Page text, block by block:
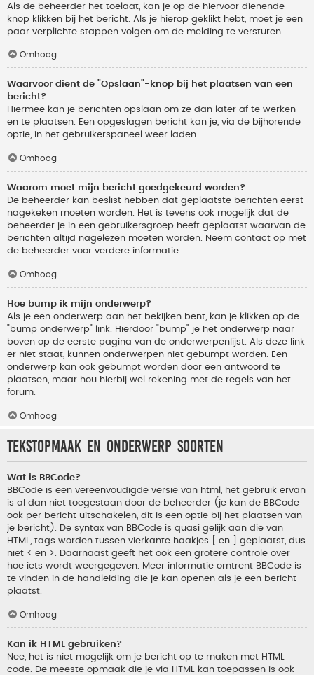
Als de beheerder het toelaat, kan je op de hiervoor dienende
knop klikken bij het bericht. Als je hierop geklikt hebt, moet je een
paar verplichte stappen volgen om de melding te versturen.
Omhoog
Waarvoor dient de "Opslaan"-knop bij het plaatsen van een
bericht?
Hiermee kan je berichten opslaan om ze dan later af te werken
en te plaatsen. Een opgeslagen bericht kan je, via de bijhorende
optie, in het gebruikerspaneel weer laden.
Omhoog
Waarom moet mijn bericht goedgekeurd worden?
De beheerder kan beslist hebben dat geplaatste berichten eerst
nagekeken moeten worden. Het is tevens ook mogelijk dat de
beheerder je in een gebruikersgroep heeft geplaatst waarvan de
berichten altijd nagelezen moeten worden. Neem contact op met
de beheerder voor verdere informatie.
Omhoog
Hoe bump ik mijn onderwerp?
Als je een onderwerp aan het bekijken bent, kan je klikken op de
"bump onderwerp" link. Hierdoor "bump" je het onderwerp naar
boven op de eerste pagina van de onderwerpenlijst. Als deze link
er niet staat, kunnen onderwerpen niet gebumpt worden. Een
onderwerp kan ook gebumpt worden door een antwoord te
plaatsen, maar hou hierbij wel rekening met de regels van het
forum.
Omhoog
Tekstopmaak en onderwerp soorten
Wat is BBCode?
BBCode is een vereenvoudigde versie van html, het gebruik ervan
is al dan niet toegestaan door de beheerder (je kan de BBCode
ook per bericht uitschakelen, dit is een optie bij het plaatsen van
je bericht). De syntax van BBCode is quasi gelijk aan die van
HTML, tags worden tussen vierkante haakjes [ en ] geplaatst, dus
niet < en >. Daarnaast geeft het ook een grotere controle over
hoe iets wordt weergegeven. Meer informatie omtrent BBCode is
te vinden in de handleiding die je kan openen als je een bericht
plaatst.
Omhoog
Kan ik HTML gebruiken?
Nee, het is niet mogelijk om je bericht op te maken met HTML
code. De meeste opmaak die je via HTML kan toepassen is ook